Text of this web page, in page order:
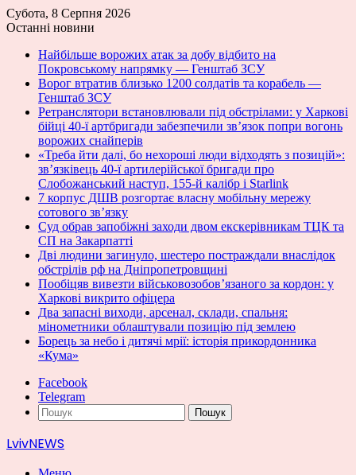
Субота, 8 Серпня 2026
Останні новини
Найбільше ворожих атак за добу відбито на
Покровському напрямку — Генштаб ЗСУ
Ворог втратив близько 1200 солдатів та корабель —
Генштаб ЗСУ
Ретранслятори встановлювали під обстрілами: у Харкові
бійці 40-ї артбригади забезпечили зв’язок попри вогонь
ворожих снайперів
«Треба йти далі, бо нехороші люди відходять з позицій»:
зв’язківець 40-ї артилерійської бригади про
Слобожанський наступ, 155-й калібр і Starlink
7 корпус ДШВ розгортає власну мобільну мережу
сотового зв’язку
Суд обрав запобіжні заходи двом екскерівникам ТЦК та
СП на Закарпатті
Дві людини загинуло, шестеро постраждали внаслідок
обстрілів рф на Дніпропетровщині
Пообіцяв вивезти військовозобов’язаного за кордон: у
Харкові викрито офіцера
Два запасні виходи, арсенал, склади, спальня:
мінометники облаштували позицію під землею
Борець за небо і дитячі мрії: історія прикордонника
«Кума»
Facebook
Telegram
Пошук
LvivNEWS